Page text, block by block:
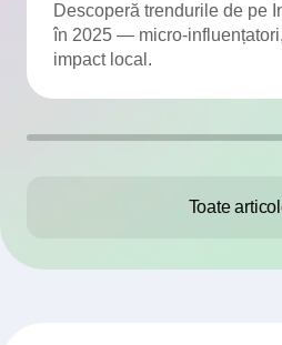
viteză
Descoperă trendurile de pe
în 2025 — micro-
impact local.
Toate